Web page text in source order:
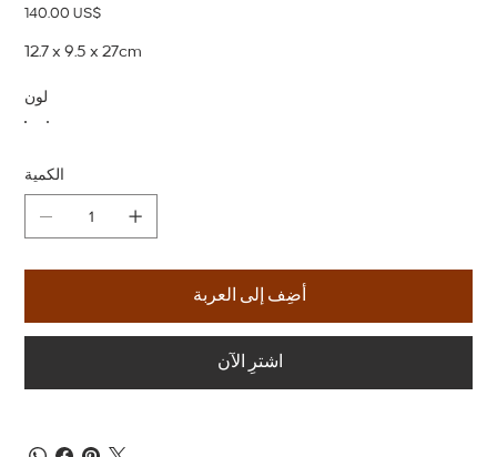
السعر ‏140.00 US$
12.7 x 9.5 x 27cm
لون
الكمية
أضِف إلى العربة
اشترِ الآن